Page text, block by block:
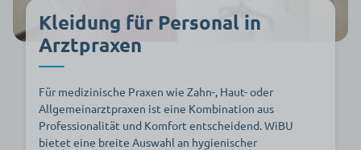
Kleidung für Personal in
Arztpraxen
Für medizinische Praxen wie Zahn-, Haut- oder
Allgemeinarztpraxen ist eine Kombination aus
Professionalität und Komfort entscheidend. WiBU
bietet eine breite Auswahl an hygienischer